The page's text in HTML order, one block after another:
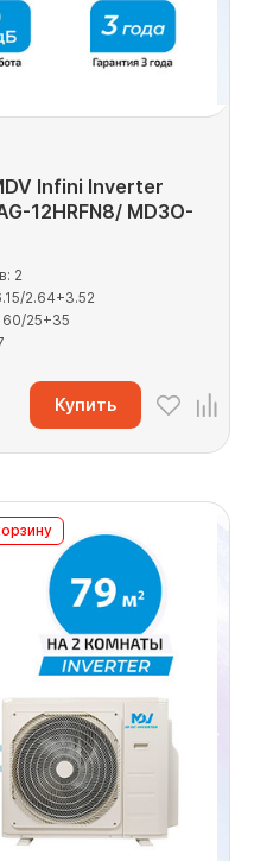
Infini Inverter
12HRFN8/ MD3O-
2
2.64+3.52
25+35
Купить